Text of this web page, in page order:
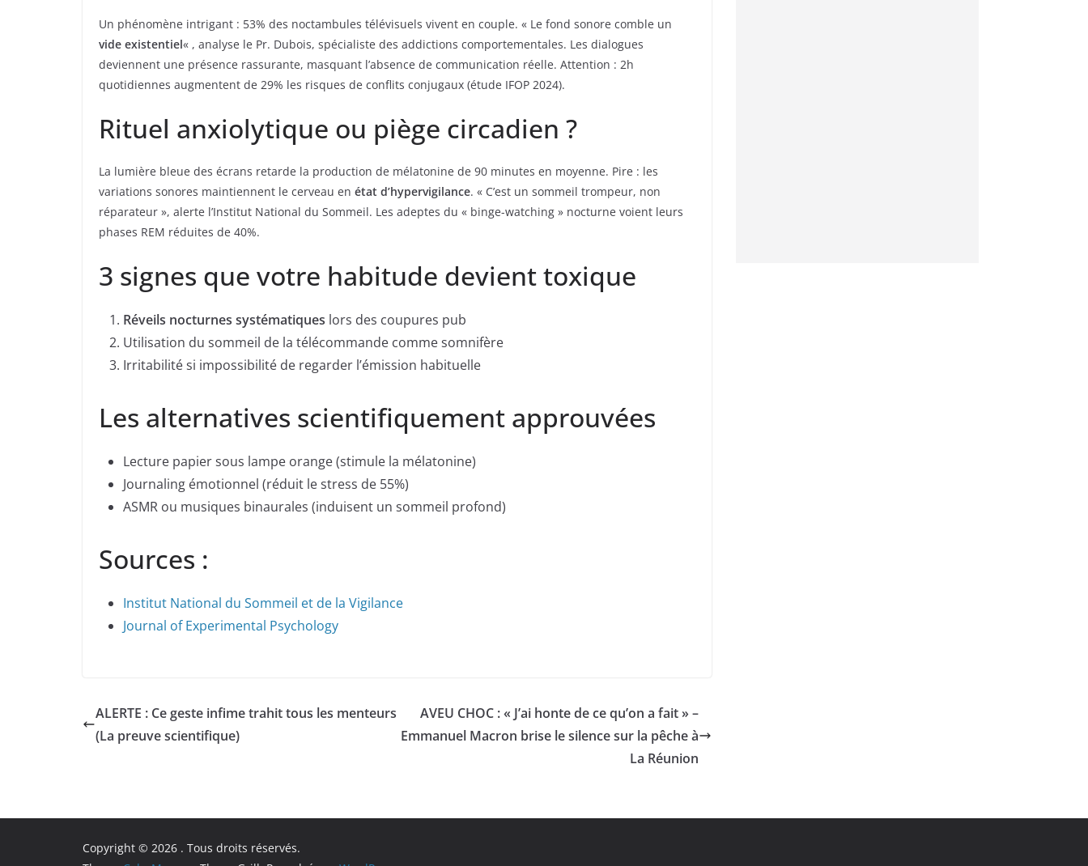
Un phénomène intrigant : 53% des noctambules télévisuels vivent en couple. « Le fond sonore comble un
vide existentiel« , analyse le Pr. Dubois, spécialiste des addictions comportementales. Les dialogues
deviennent une présence rassurante, masquant l’absence de communication réelle. Attention : 2h
quotidiennes augmentent de 29% les risques de conflits conjugaux (étude IFOP 2024).
Rituel anxiolytique ou piège circadien ?
La lumière bleue des écrans retarde la production de mélatonine de 90 minutes en moyenne. Pire : les
variations sonores maintiennent le cerveau en état d’hypervigilance. « C’est un sommeil trompeur, non
réparateur », alerte l’Institut National du Sommeil. Les adeptes du « binge-watching » nocturne voient leurs
phases REM réduites de 40%.
3 signes que votre habitude devient toxique
Réveils nocturnes systématiques lors des coupures pub
Utilisation du sommeil de la télécommande comme somnifère
Irritabilité si impossibilité de regarder l’émission habituelle
Les alternatives scientifiquement approuvées
Lecture papier sous lampe orange (stimule la mélatonine)
Journaling émotionnel (réduit le stress de 55%)
ASMR ou musiques binaurales (induisent un sommeil profond)
Sources :
Institut National du Sommeil et de la Vigilance
Journal of Experimental Psychology
ALERTE : Ce geste infime trahit tous les menteurs
(La preuve scientifique)
AVEU CHOC : « J’ai honte de ce qu’on a fait » –
Emmanuel Macron brise le silence sur la pêche à
La Réunion
Copyright © 2026 . Tous droits réservés.